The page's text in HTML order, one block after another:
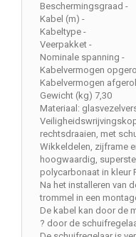
Beschermingsgraad -
Kabel (m) -
Kabeltype -
Veerpakket -
Nominale spanning -
Kabelvermogen
Kabelvermogen
Gewicht (kg) 7,30
Materiaal:
rechtsdraaien, met
Wikkeldelen, zijframe
hoogwaardig,
polycarbonaat in kleur
Na het installeren van
trommel in een
De kabel kan door de
? door de